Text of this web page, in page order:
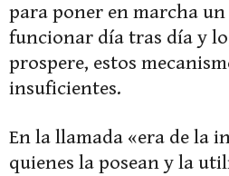
para poner en marcha
funcionar día tras día y
prospere, estos
insuficientes.
En la llamada «era de la
quienes la posean y la